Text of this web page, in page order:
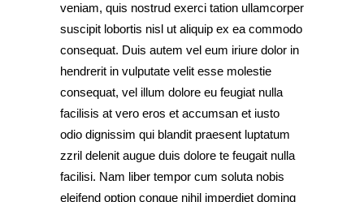
veniam, quis nostrud exerci tation ullamcorper
suscipit lobortis nisl ut aliquip ex ea commodo
consequat. Duis autem vel eum iriure dolor in
hendrerit in vulputate velit esse molestie
consequat, vel illum dolore eu feugiat nulla
facilisis at vero eros et accumsan et iusto
odio dignissim qui blandit praesent luptatum
zzril delenit augue duis dolore te feugait nulla
facilisi. Nam liber tempor cum soluta nobis
eleifend option congue nihil imperdiet doming